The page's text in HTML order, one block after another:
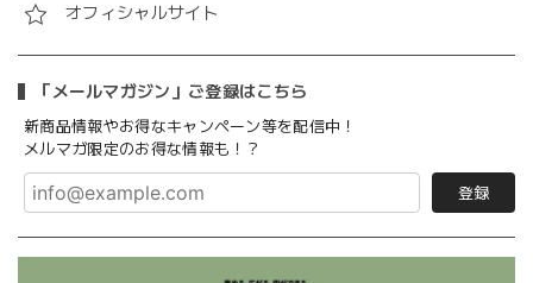
オフィシャルサイト
「メールマガジン」ご登録はこちら
新商品情報やお得なキャンペーン等を配信中！
メルマガ限定のお得な情報も！？
登録